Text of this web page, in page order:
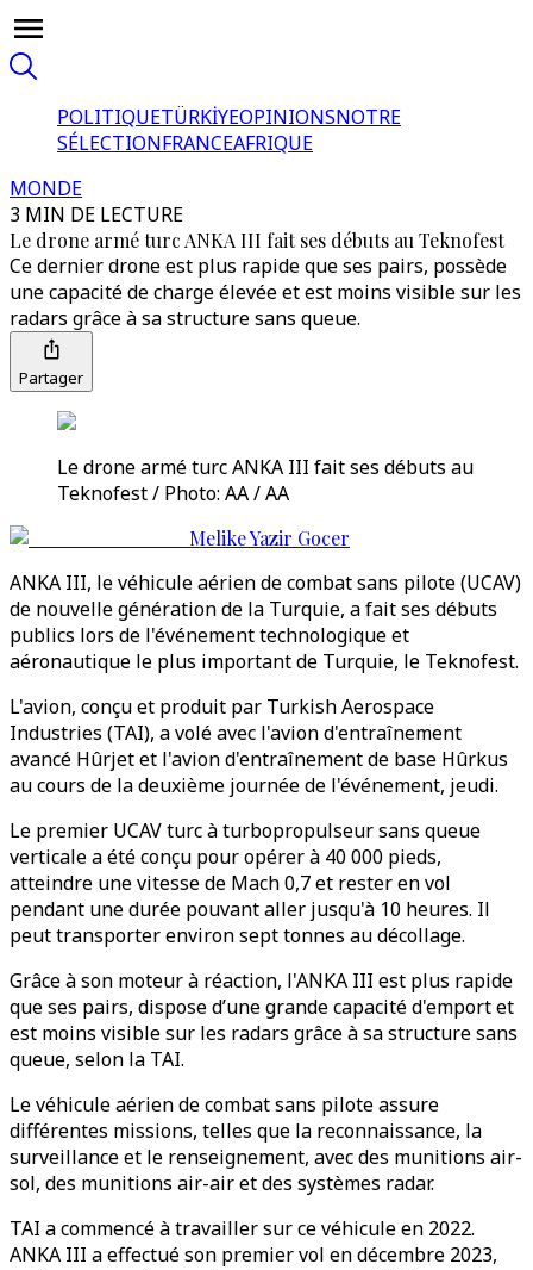
POLITIQUETÜRKİYEOPINIONSNOTRE
SÉLECTIONFRANCEAFRIQUE
MONDE
3 MIN DE LECTURE
Le drone armé turc ANKA III fait ses débuts au Teknofest
Ce dernier drone est plus rapide que ses pairs, possède
une capacité de charge élevée et est moins visible sur les
radars grâce à sa structure sans queue.
Partager
Le drone armé turc ANKA III fait ses débuts au
Teknofest / Photo: AA / AA
Melike Yazir Gocer
ANKA III, le véhicule aérien de combat sans pilote (UCAV)
de nouvelle génération de la Turquie, a fait ses débuts
publics lors de l'événement technologique et
aéronautique le plus important de Turquie, le Teknofest.
L'avion, conçu et produit par Turkish Aerospace
Industries (TAI), a volé avec l'avion d'entraînement
avancé Hûrjet et l'avion d'entraînement de base Hûrkus
au cours de la deuxième journée de l'événement, jeudi.
Le premier UCAV turc à turbopropulseur sans queue
verticale a été conçu pour opérer à 40 000 pieds,
atteindre une vitesse de Mach 0,7 et rester en vol
pendant une durée pouvant aller jusqu'à 10 heures. Il
peut transporter environ sept tonnes au décollage.
Grâce à son moteur à réaction, l'ANKA III est plus rapide
que ses pairs, dispose d’une grande capacité d'emport et
est moins visible sur les radars grâce à sa structure sans
queue, selon la TAI.
Le véhicule aérien de combat sans pilote assure
différentes missions, telles que la reconnaissance, la
surveillance et le renseignement, avec des munitions air-
sol, des munitions air-air et des systèmes radar.
TAI a commencé à travailler sur ce véhicule en 2022.
ANKA III a effectué son premier vol en décembre 2023,